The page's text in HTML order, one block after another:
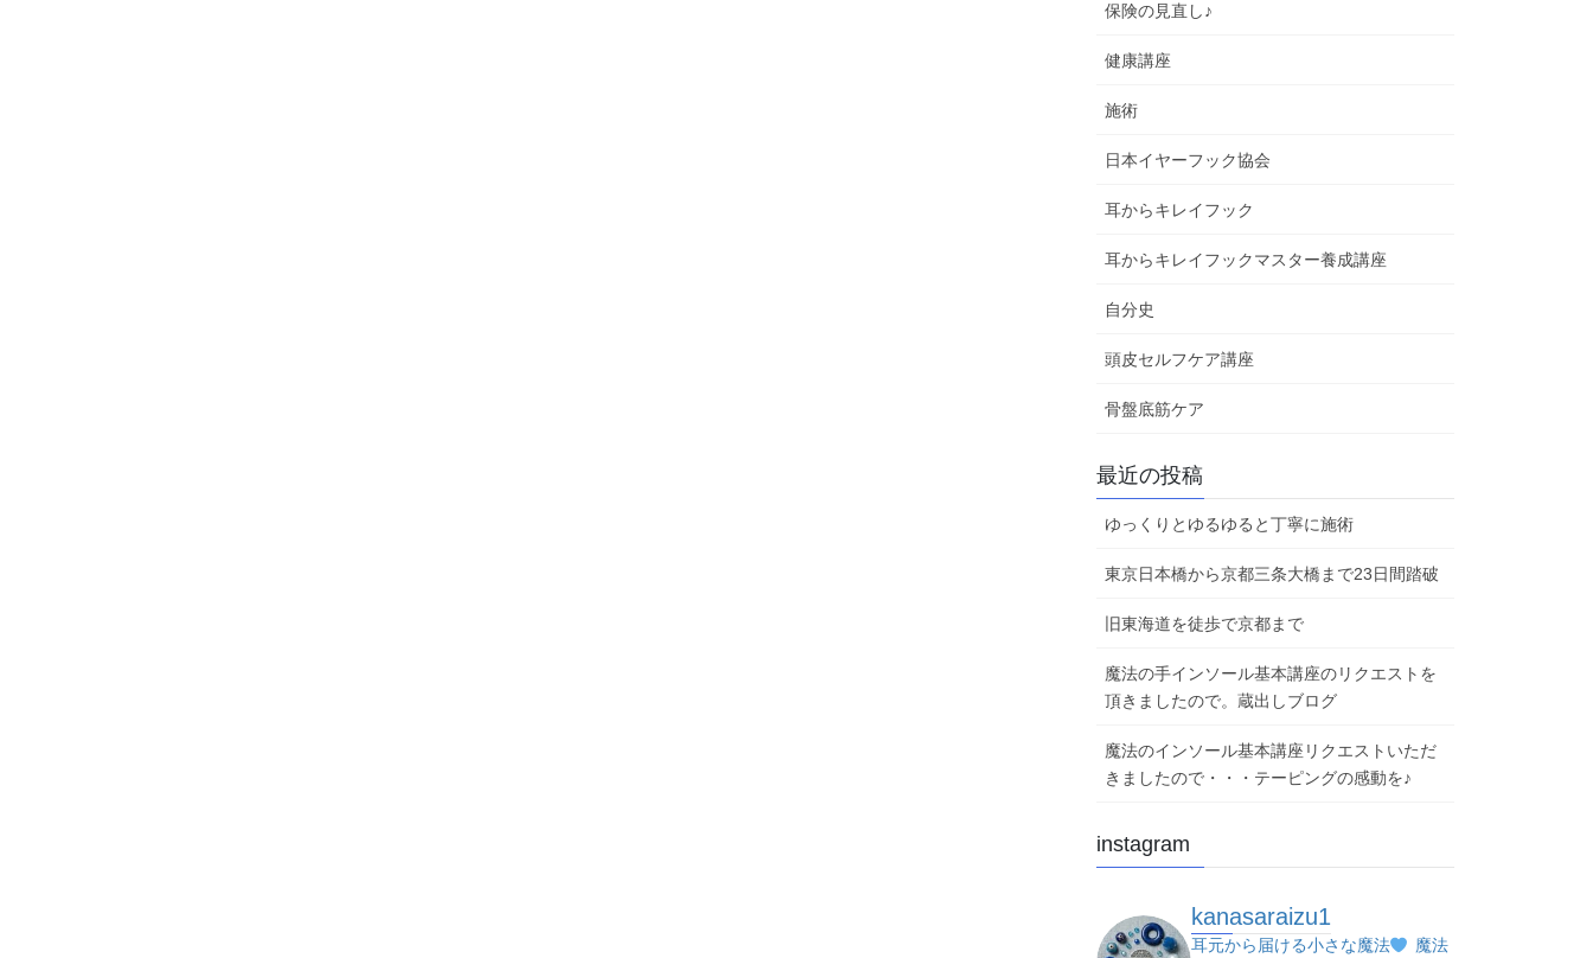
保険の見直し♪
健康講座
施術
日本イヤーフック協会
耳からキレイフック
耳からキレイフックマスター養成講座
自分史
頭皮セルフケア講座
骨盤底筋ケア
最近の投稿
ゆっくりとゆるゆると丁寧に施術
東京日本橋から京都三条大橋まで23日間踏破
旧東海道を徒歩で京都まで
魔法の手インソール基本講座のリクエストを
頂きましたので。蔵出しブログ
魔法のインソール基本講座リクエストいただ
きましたので・・・テーピングの感動を♪
instagram
kanasaraizu1
耳元から届ける小さな魔法
魔法